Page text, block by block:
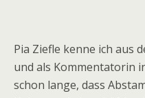
Pia Ziefle kenne ich aus
und als Kommentatorin
schon lange, dass